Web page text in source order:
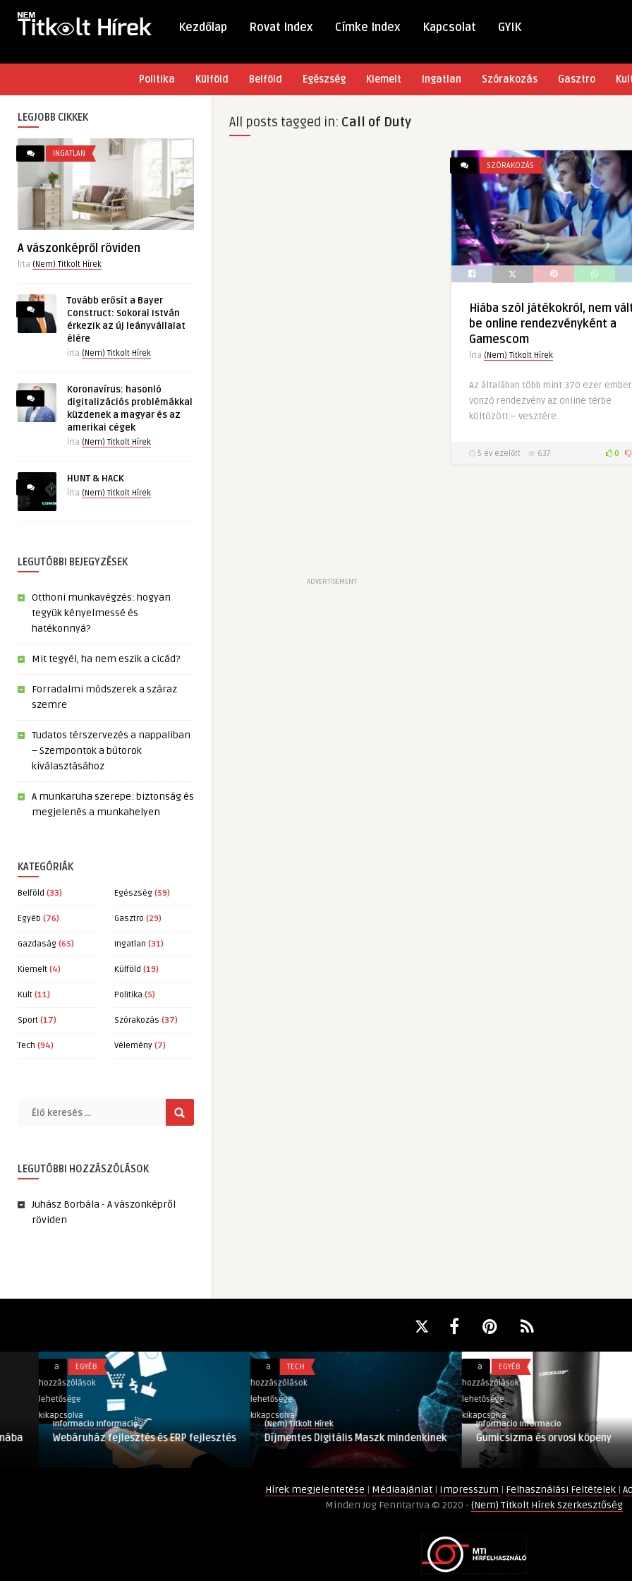
Kezdőlap Rovat Index Címke Index Kapcsolat GYIK
Politika Külföld Belföld Egészség Kiemelt Ingatlan Szórakozás Gasztro
LEGJOBB CIKKEK
INGATLAN
A vászonképről röviden
Írta (Nem) Titkolt Hírek
Tovább erősít a Bayer
Construct: Sokorai István
érkezik az új leányvállalat
élére
írta (Nem) Titkolt Hírek
Koronavírus: hasonló
digitalizációs problémákkal
küzdenek a magyar és az
amerikai cégek
írta (Nem) Titkolt Hírek
HUNT & HACK
írta (Nem) Titkolt Hírek
LEGUTÓBBI BEJEGYZÉSEK
Otthoni munkavégzés: hogyan
tegyük kényelmessé és
hatékonnyá?
Mit tegyél, ha nem eszik a cicád?
Forradalmi módszerek a száraz
szemre
Tudatos térszervezés a nappaliban
– Szempontok a bútorok
kiválasztásához
A munkaruha szerepe: biztonság és
megjelenés a munkahelyen
KATEGÓRIÁK
Belföld (33) Egészség (59)
Egyéb (76) Gasztro (29)
Gazdaság (65) Ingatlan (31)
Kiemelt (4) Külföld (19)
Kult (11) Politika (5)
Sport (17) Szórakozás (37)
Tech (94) Vélemény (7)
LEGUTÓBBI HOZZÁSZÓLÁSOK
Juhász Borbála - A vászonképről
röviden
All posts tagged in: Call of Duty
ADVERTISEMENT
SZÓRAKOZÁS
Hiába szól játékokról, nem
be online rendezvényként a
Gamescom
Írta (Nem) Titkolt Hírek
Az általában több mint 370 ezer
vonzó rendezvény az online térbe
költözött – vesztére.
5 év ezelőtt 637 0
Webáruház
fejlesztés
fejlesztés
bejegyzéshez
hozzászólások
lehetősége
kikapcsolva
EGYÉB
Informacio Informacio
Webáruház fejlesztés és ERP fejlesztés
Díjmentes
Digitális
Maszk
mindenkinek
bejegyzéshez
hozzászólások
lehetősége
kikapcsolva
(Nem) Titkolt Hírek
Díjmentes Digitális Maszk mindenkinek
Gumicsizma
és
orvosi
köpeny
bejegyzéshez
hozzászólások
lehetősége
kikapcsolva
EGYÉB
Informacio Informacio
Gumicsizma és orvosi köpeny
Hírek megjelentetése | Médiaajánlat | Impresszum | Felhasználási Feltételek |
Minden Jog Fenntartva © 2020 - (Nem) Titkolt Hírek Szerkesztőség